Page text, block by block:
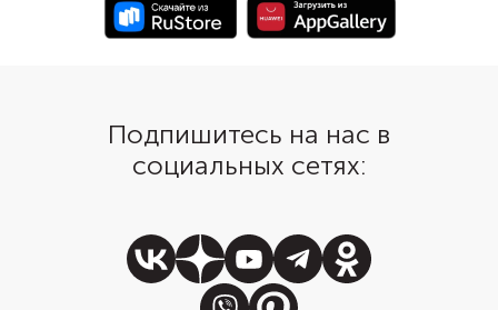
пропитало хлеб.
Подпишитесь на нас в
социальных сетях: